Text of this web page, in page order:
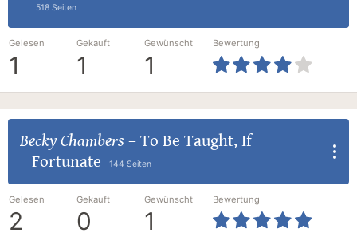
518 Seiten
Gelesen
1
Gekauft
1
Gewünscht
1
Bewertung
Becky Chambers – To Be Taught, If
Fortunate
144 Seiten
Gelesen
2
Gekauft
0
Gewünscht
1
Bewertung